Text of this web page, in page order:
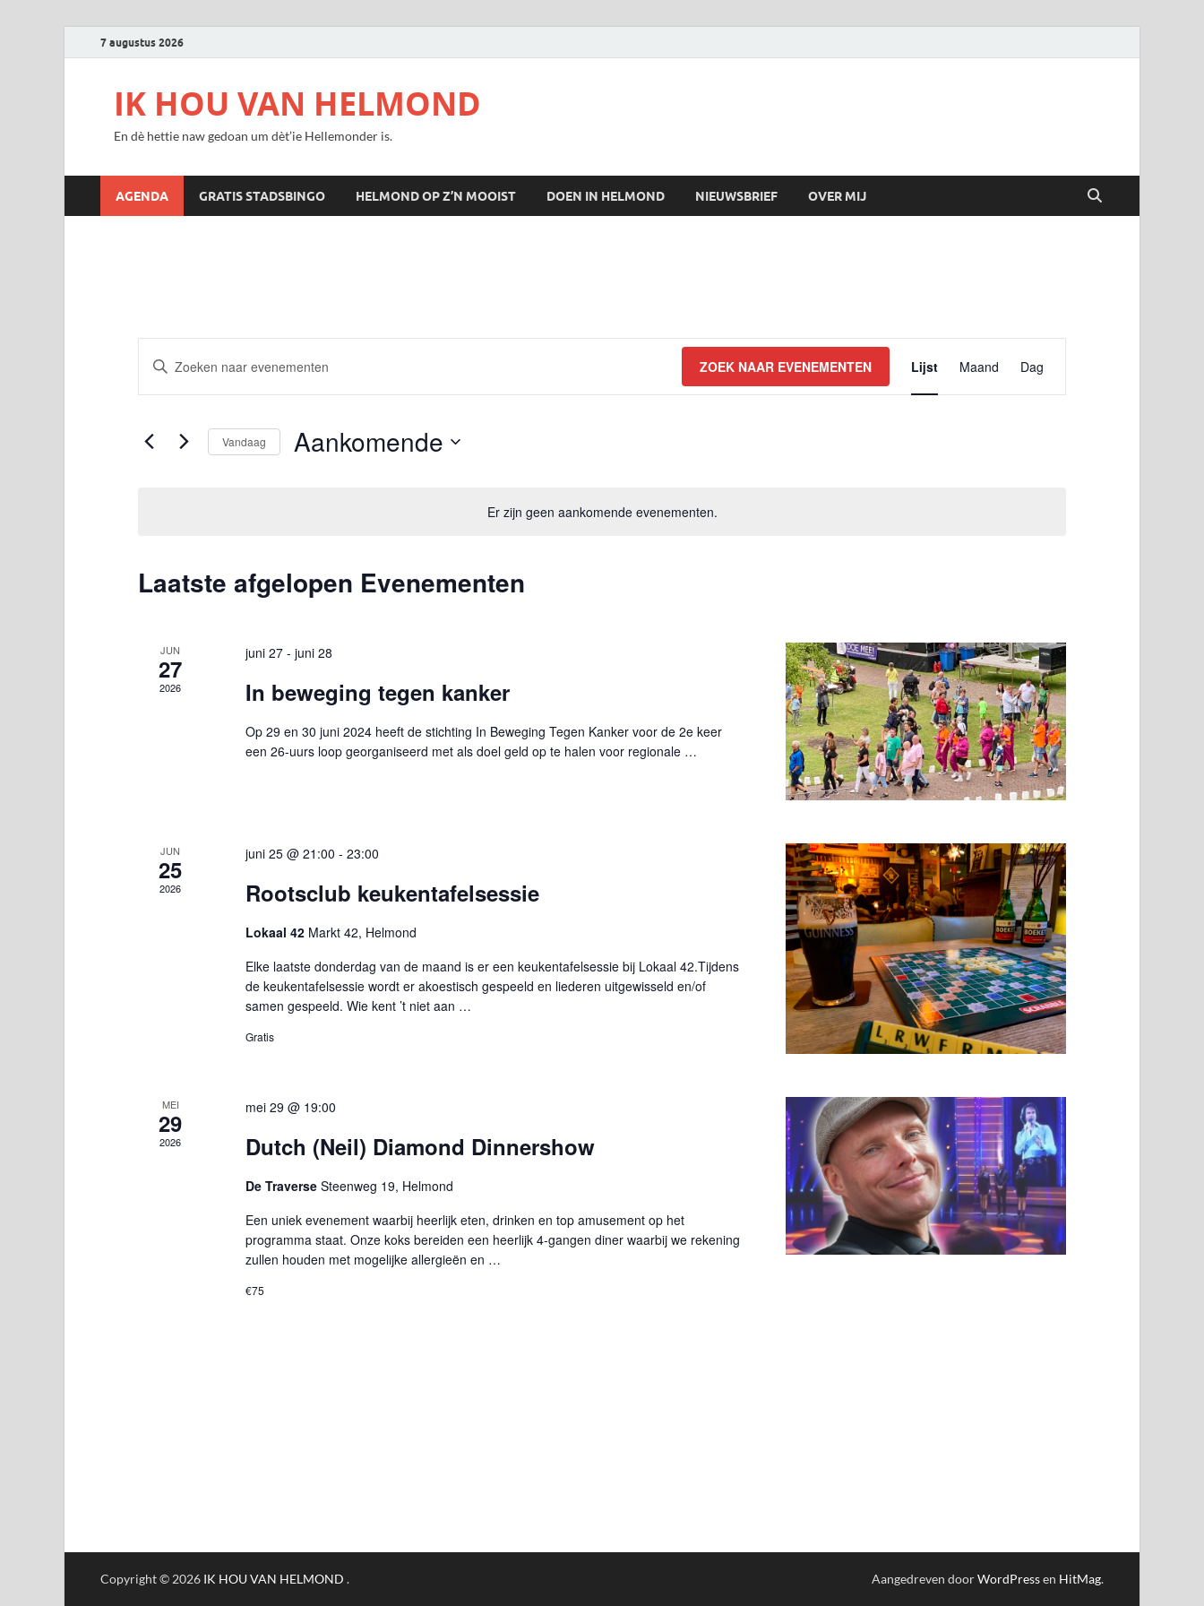
7 augustus 2026
IK HOU VAN HELMOND
En dè hettie naw gedoan um dèt’ie Hellemonder is.
AGENDA GRATIS STADSBINGO HELMOND OP Z’N MOOIST DOEN IN HELMOND NIEUWSBRIEF OVER MIJ
Er zijn geen aankomende evenementen.
Evenementen
Zoeken
en
weergeven
Vul
Zoek
ZOEK NAAR EVENEMENTEN
Evenement
weergaven
Lijst Maand Dag
Vandaag Aankomende
Laatste afgelopen Evenementen
JUN
27
2026
juni 27 -juni 28
In beweging tegen kanker
Op 29 en 30 juni 2024 heeft de stichting In Beweging Tegen Kanker voor de 2e keer
een 26-uurs loop georganiseerd met als doel geld op te halen voor regionale …
JUN
25
2026
juni 25 @ 21:00 -23:00
Rootsclub keukentafelsessie
Lokaal 42 Markt 42, Helmond
Elke laatste donderdag van de maand is er een keukentafelsessie bij Lokaal 42.Tijdens
de keukentafelsessie wordt er akoestisch gespeeld en liederen uitgewisseld en/of
samen gespeeld. Wie kent ’t niet aan …
Gratis
MEI
29
2026
mei 29 @ 19:00
Dutch (Neil) Diamond Dinnershow
De TraverseSteenweg 19, Helmond
Een uniek evenement waarbij heerlijk eten, drinken en top amusement op het
programma staat. Onze koks bereiden een heerlijk 4-gangen diner waarbij we rekening
zullen houden met mogelijke allergieën en …
€75
Copyright © 2026 IK HOU VAN HELMOND . Aangedreven doorWordPressen HitMag.